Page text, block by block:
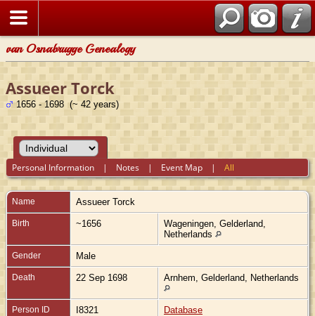
van Osnabrugge Genealogy
Assueer Torck
1656 - 1698 (~ 42 years)
Personal Information | Notes | Event Map |All
Name Assueer Torck
Birth ~1656
Wageningen, Gelderland,
Netherlands
Gender Male
Death 22 Sep 1698 Arnhem, Gelderland, Netherlands
Person ID I8321 Database